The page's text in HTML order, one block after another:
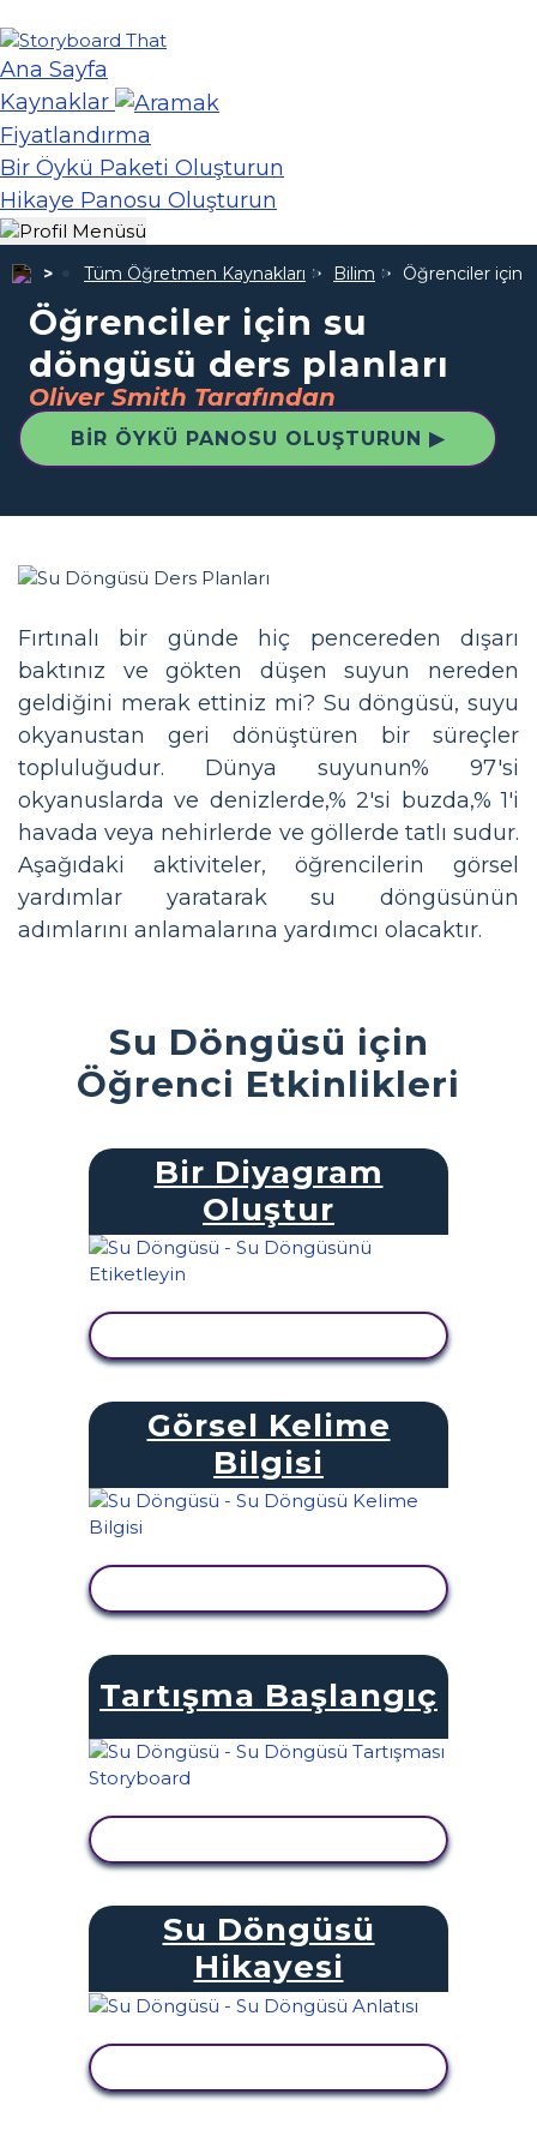
Ana Sayfa
Kaynaklar
Fiyatlandırma
Bir Öykü Paketi Oluşturun
Hikaye Panosu Oluşturun
Tüm Öğretmen Kaynakları Bilim Öğrenciler için
Öğrenciler için su
döngüsü ders planları
Oliver Smith Tarafından
BIR ÖYKÜ PANOSU OLUŞTURUN ▶
Fırtınalı bir günde hiç pencereden dışarı
baktınız ve gökten düşen suyun nereden
geldiğini merak ettiniz mi? Su döngüsü, suyu
okyanustan geri dönüştüren bir süreçler
topluluğudur. Dünya suyunun% 97'si
okyanuslarda ve denizlerde,% 2'si buzda,% 1'i
havada veya nehirlerde ve göllerde tatlı sudur.
Aşağıdaki aktiviteler, öğrencilerin görsel
yardımlar yaratarak su döngüsünün
adımlarını anlamalarına yardımcı olacaktır.
Su Döngüsü için
Öğrenci Etkinlikleri
Bir Diyagram
Oluştur
Görsel Kelime
Bilgisi
Tartışma Başlangıç
Su Döngüsü
Hikayesi